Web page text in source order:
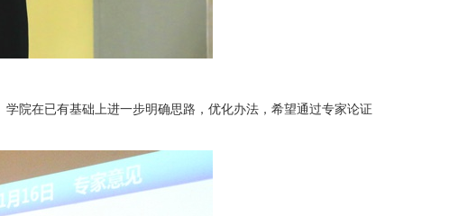
学院在已有基础上进一步明确思路，优化办法，希望通过专家论证